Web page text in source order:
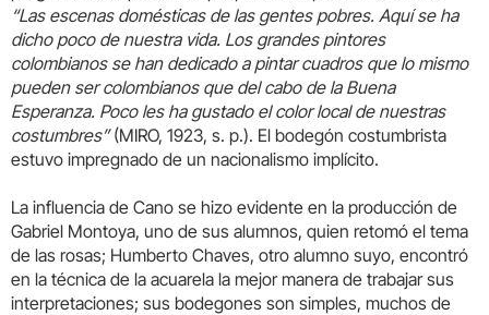
“Las escenas domésticas de las gentes pobres. Aquí se ha
dicho poco de nuestra vida. Los grandes pintores
colombianos se han dedicado a pintar cuadros que lo mismo
pueden ser colombianos que del cabo de la Buena
Esperanza. Poco les ha gustado el color local de nuestras
costumbres”(MIRO, 1923, s. p.). El bodegón costumbrista
estuvo impregnado de un nacionalismo implícito.
La influencia de Cano se hizo evidente en la producción de
Gabriel Montoya, uno de sus alumnos, quien retomó el tema
de las rosas; Humberto Chaves, otro alumno suyo, encontró
en la técnica de la acuarela la mejor manera de trabajar sus
interpretaciones; sus bodegones son simples, muchos de